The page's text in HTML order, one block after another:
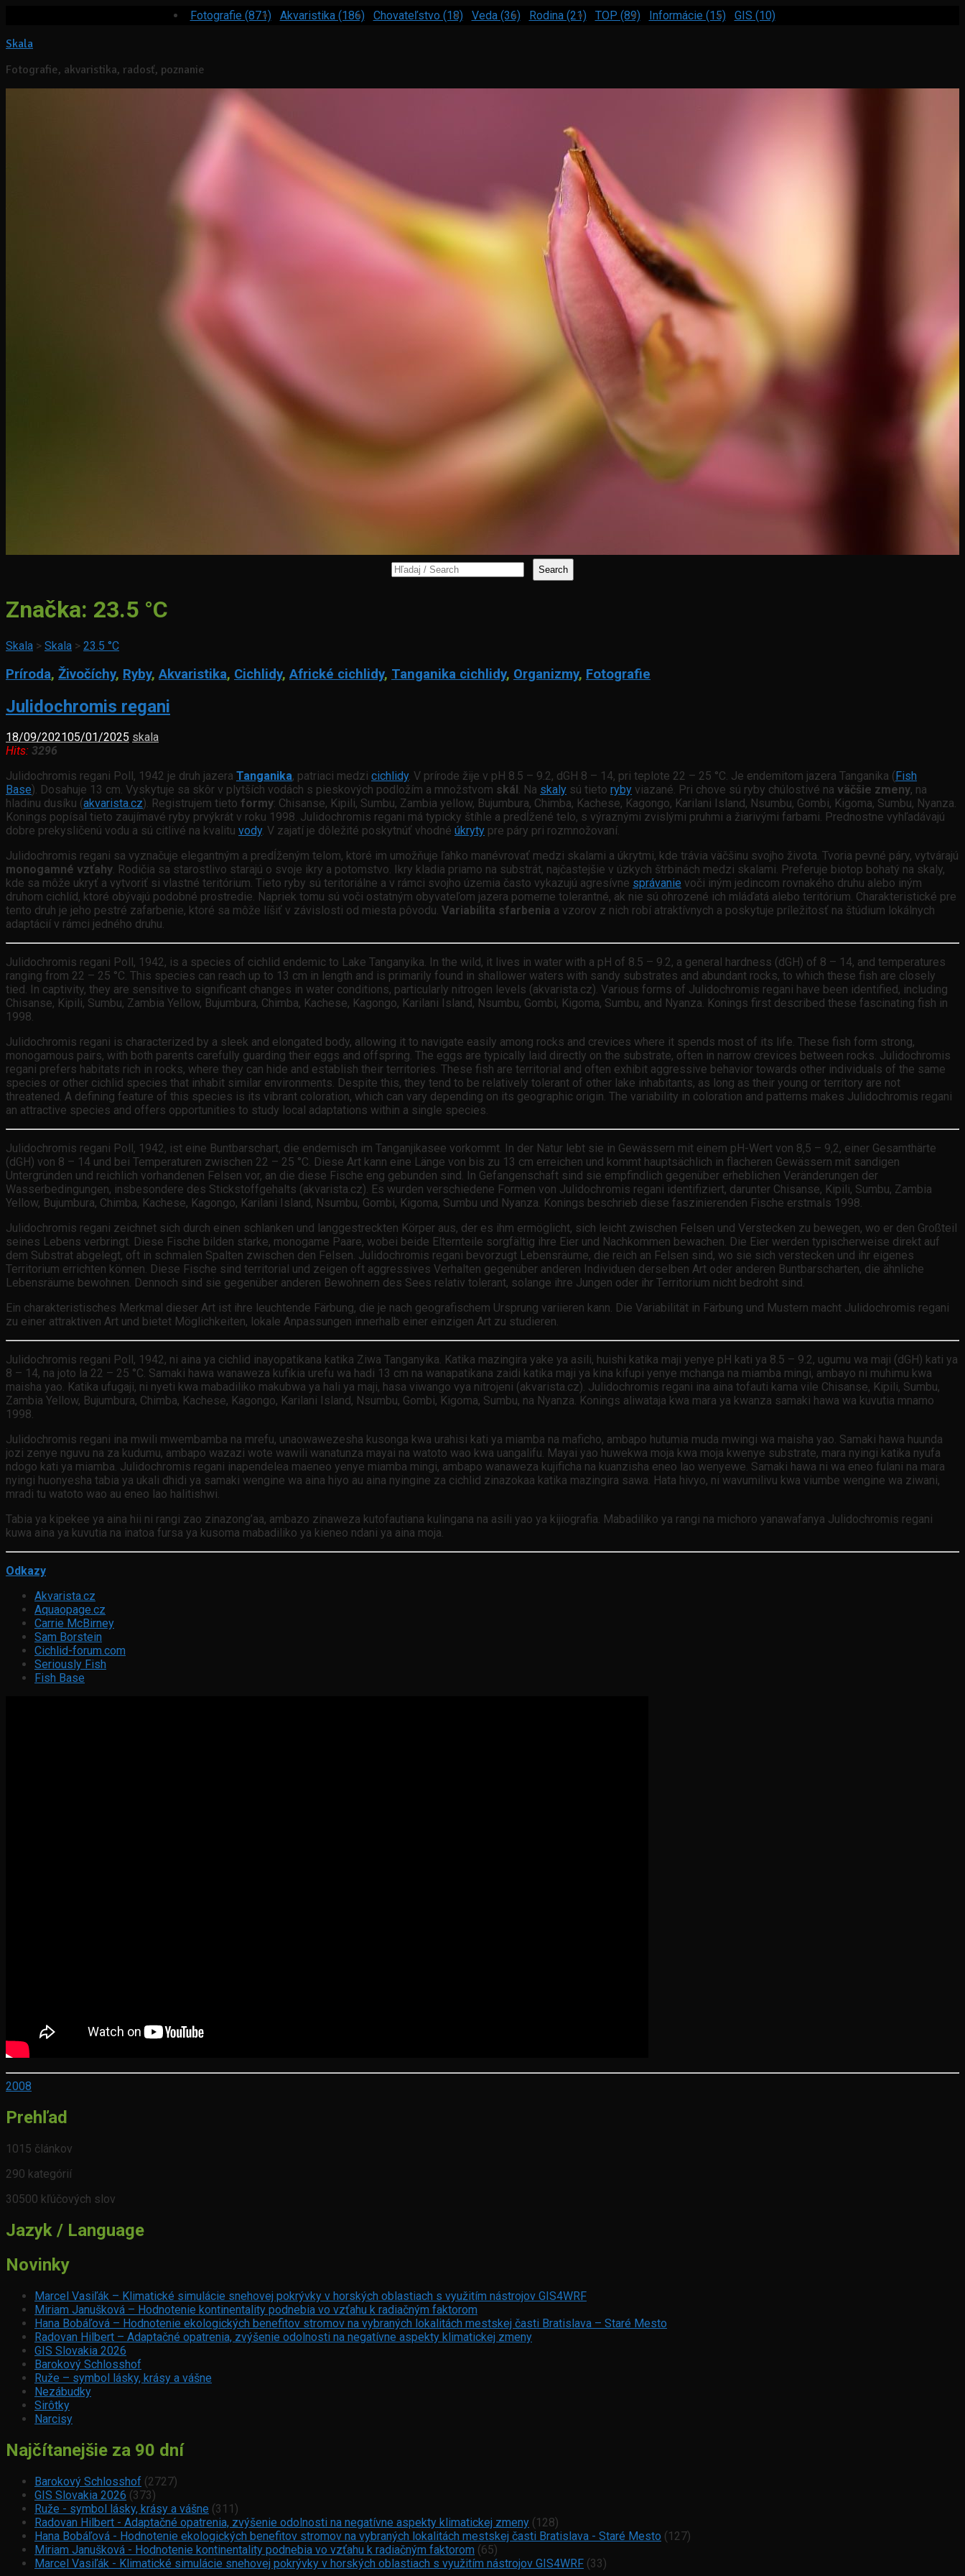
Fotografie (871) Akvaristika (186) Chovateľstvo (18) Veda (36) Rodina (21) TOP (89) Informácie (15) GIS (10)
Skala
Fotografie, akvaristika, radosť, poznanie
Search
for:
Značka: 23.5 °C
Skala > Skala > 23.5 °C
Príroda, Živočíchy, Ryby,Akvaristika, Cichlidy,Africké cichlidy, Tanganika cichlidy, Organizmy, Fotografie
Julidochromis regani
18/09/202105/01/2025 skala
Hits: 3296
Julidochromis regani Poll, 1942 je druh jazera Tanganika, patriaci medzi cichlidy. V prírode žije v pH 8.5 – 9.2, dGH 8 – 14, pri teplote 22 – 25 °C. Je endemitom jazera Tanganika ( Fish
Base). Dosahuje 13 cm. Vyskytuje sa skôr v plytších vodách s pieskových podložím a množstvom skál . Na skaly sú tieto ryby viazané. Pri chove sú ryby chúlostivé na väčšie zmeny, na
hladinu dusíku (akvarista.cz). Registrujem tieto formy: Chisanse, Kipili, Sumbu, Zambia yellow, Bujumbura, Chimba, Kachese, Kagongo, Karilani Island, Nsumbu, Gombi, Kigoma, Sumbu, Nyanza.
Konings popísal tieto zaujímavé ryby prvýkrát v roku 1998. Julidochromis regani má typicky štíhle a predĺžené telo, s výraznými zvislými pruhmi a žiarivými farbami. Prednostne vyhľadávajú
dobre prekysličenú vodu a sú citlivé na kvalitu vody. V zajatí je dôležité poskytnúť vhodné úkryty pre páry pri rozmnožovaní.
Julidochromis regani sa vyznačuje elegantným a predĺženým telom, ktoré im umožňuje ľahko manévrovať medzi skalami a úkrytmi, kde trávia väčšinu svojho života. Tvoria pevné páry, vytvárajú
monogamné vzťahy. Rodičia sa starostlivo starajú o svoje ikry a potomstvo. Ikry kladia priamo na substrát, najčastejšie v úzkych štrbinách medzi skalami. Preferuje biotop bohatý na skaly,
kde sa môže ukryť a vytvoriť si vlastné teritórium. Tieto ryby sú teritoriálne a v rámci svojho územia často vykazujú agresívne správanie voči iným jedincom rovnakého druhu alebo iným
druhom cichlíd, ktoré obývajú podobné prostredie. Napriek tomu sú voči ostatným obyvateľom jazera pomerne tolerantné, ak nie sú ohrozené ich mláďatá alebo teritórium. Charakteristické pre
tento druh je jeho pestré zafarbenie, ktoré sa môže líšiť v závislosti od miesta pôvodu. Variabilita sfarbenia a vzorov z nich robí atraktívnych a poskytuje príležitosť na štúdium lokálnych
adaptácií v rámci jedného druhu.
Julidochromis regani Poll, 1942, is a species of cichlid endemic to Lake Tanganyika. In the wild, it lives in water with a pH of 8.5 – 9.2, a general hardness (dGH) of 8 – 14, and temperatures
ranging from 22 – 25 °C. This species can reach up to 13 cm in length and is primarily found in shallower waters with sandy substrates and abundant rocks, to which these fish are closely
tied. In captivity, they are sensitive to significant changes in water conditions, particularly nitrogen levels (akvarista.cz). Various forms of Julidochromis regani have been identified, including
Chisanse, Kipili, Sumbu, Zambia Yellow, Bujumbura, Chimba, Kachese, Kagongo, Karilani Island, Nsumbu, Gombi, Kigoma, Sumbu, and Nyanza. Konings first described these fascinating fish in
1998.
Julidochromis regani is characterized by a sleek and elongated body, allowing it to navigate easily among rocks and crevices where it spends most of its life. These fish form strong,
monogamous pairs, with both parents carefully guarding their eggs and offspring. The eggs are typically laid directly on the substrate, often in narrow crevices between rocks. Julidochromis
regani prefers habitats rich in rocks, where they can hide and establish their territories. These fish are territorial and often exhibit aggressive behavior towards other individuals of the same
species or other cichlid species that inhabit similar environments. Despite this, they tend to be relatively tolerant of other lake inhabitants, as long as their young or territory are not
threatened. A defining feature of this species is its vibrant coloration, which can vary depending on its geographic origin. The variability in coloration and patterns makes Julidochromis regani
an attractive species and offers opportunities to study local adaptations within a single species.
Julidochromis regani Poll, 1942, ist eine Buntbarschart, die endemisch im Tanganjikasee vorkommt. In der Natur lebt sie in Gewässern mit einem pH-Wert von 8,5 – 9,2, einer Gesamthärte
(dGH) von 8 – 14 und bei Temperaturen zwischen 22 – 25 °C. Diese Art kann eine Länge von bis zu 13 cm erreichen und kommt hauptsächlich in flacheren Gewässern mit sandigen
Untergründen und reichlich vorhandenen Felsen vor, an die diese Fische eng gebunden sind. In Gefangenschaft sind sie empfindlich gegenüber erheblichen Veränderungen der
Wasserbedingungen, insbesondere des Stickstoffgehalts (akvarista.cz). Es wurden verschiedene Formen von Julidochromis regani identifiziert, darunter Chisanse, Kipili, Sumbu, Zambia
Yellow, Bujumbura, Chimba, Kachese, Kagongo, Karilani Island, Nsumbu, Gombi, Kigoma, Sumbu und Nyanza. Konings beschrieb diese faszinierenden Fische erstmals 1998.
Julidochromis regani zeichnet sich durch einen schlanken und langgestreckten Körper aus, der es ihm ermöglicht, sich leicht zwischen Felsen und Verstecken zu bewegen, wo er den Großteil
seines Lebens verbringt. Diese Fische bilden starke, monogame Paare, wobei beide Elternteile sorgfältig ihre Eier und Nachkommen bewachen. Die Eier werden typischerweise direkt auf
dem Substrat abgelegt, oft in schmalen Spalten zwischen den Felsen. Julidochromis regani bevorzugt Lebensräume, die reich an Felsen sind, wo sie sich verstecken und ihr eigenes
Territorium errichten können. Diese Fische sind territorial und zeigen oft aggressives Verhalten gegenüber anderen Individuen derselben Art oder anderen Buntbarscharten, die ähnliche
Lebensräume bewohnen. Dennoch sind sie gegenüber anderen Bewohnern des Sees relativ tolerant, solange ihre Jungen oder ihr Territorium nicht bedroht sind.
Ein charakteristisches Merkmal dieser Art ist ihre leuchtende Färbung, die je nach geografischem Ursprung variieren kann. Die Variabilität in Färbung und Mustern macht Julidochromis regani
zu einer attraktiven Art und bietet Möglichkeiten, lokale Anpassungen innerhalb einer einzigen Art zu studieren.
Julidochromis regani Poll, 1942, ni aina ya cichlid inayopatikana katika Ziwa Tanganyika. Katika mazingira yake ya asili, huishi katika maji yenye pH kati ya 8.5 – 9.2, ugumu wa maji (dGH) kati ya
8 – 14, na joto la 22 – 25 °C. Samaki hawa wanaweza kufikia urefu wa hadi 13 cm na wanapatikana zaidi katika maji ya kina kifupi yenye mchanga na miamba mingi, ambayo ni muhimu kwa
maisha yao. Katika ufugaji, ni nyeti kwa mabadiliko makubwa ya hali ya maji, hasa viwango vya nitrojeni (akvarista.cz). Julidochromis regani ina aina tofauti kama vile Chisanse, Kipili, Sumbu,
Zambia Yellow, Bujumbura, Chimba, Kachese, Kagongo, Karilani Island, Nsumbu, Gombi, Kigoma, Sumbu, na Nyanza. Konings aliwataja kwa mara ya kwanza samaki hawa wa kuvutia mnamo
1998.
Julidochromis regani ina mwili mwembamba na mrefu, unaowawezesha kusonga kwa urahisi kati ya miamba na maficho, ambapo hutumia muda mwingi wa maisha yao. Samaki hawa huunda
jozi zenye nguvu na za kudumu, ambapo wazazi wote wawili wanatunza mayai na watoto wao kwa uangalifu. Mayai yao huwekwa moja kwa moja kwenye substrate, mara nyingi katika nyufa
ndogo kati ya miamba. Julidochromis regani inapendelea maeneo yenye miamba mingi, ambapo wanaweza kujificha na kuanzisha eneo lao wenyewe. Samaki hawa ni wa eneo fulani na mara
nyingi huonyesha tabia ya ukali dhidi ya samaki wengine wa aina hiyo au aina nyingine za cichlid zinazokaa katika mazingira sawa. Hata hivyo, ni wavumilivu kwa viumbe wengine wa ziwani,
mradi tu watoto wao au eneo lao halitishwi.
Tabia ya kipekee ya aina hii ni rangi zao zinazong’aa, ambazo zinaweza kutofautiana kulingana na asili yao ya kijiografia. Mabadiliko ya rangi na michoro yanawafanya Julidochromis regani
kuwa aina ya kuvutia na inatoa fursa ya kusoma mabadiliko ya kieneo ndani ya aina moja.
Odkazy
Akvarista.cz
Aquaopage.cz
Carrie McBirney
Sam Borstein
Cichlid-forum.com
Seriously Fish
Fish Base
2008
Prehľad
1015 článkov
290 kategórií
30500 kľúčových slov
Jazyk / Language
Novinky
Marcel Vasiľák – Klimatické simulácie snehovej pokrývky v horských oblastiach s využitím nástrojov GIS4WRF
Miriam Janušková – Hodnotenie kontinentality podnebia vo vzťahu k radiačným faktorom
Hana Bobáľová – Hodnotenie ekologických benefitov stromov na vybraných lokalitách mestskej časti Bratislava – Staré Mesto
Radovan Hilbert – Adaptačné opatrenia, zvýšenie odolnosti na negatívne aspekty klimatickej zmeny
GIS Slovakia 2026
Barokový Schlosshof
Ruže – symbol lásky, krásy a vášne
Nezábudky
Sirôtky
Narcisy
Najčítanejšie za 90 dní
Barokový Schlosshof (2727)
GIS Slovakia 2026 (373)
Ruže - symbol lásky, krásy a vášne (311)
Radovan Hilbert - Adaptačné opatrenia, zvýšenie odolnosti na negatívne aspekty klimatickej zmeny (128)
Hana Bobáľová - Hodnotenie ekologických benefitov stromov na vybraných lokalitách mestskej časti Bratislava - Staré Mesto (127)
Miriam Janušková - Hodnotenie kontinentality podnebia vo vzťahu k radiačným faktorom (65)
Marcel Vasiľák - Klimatické simulácie snehovej pokrývky v horských oblastiach s využitím nástrojov GIS4WRF (33)